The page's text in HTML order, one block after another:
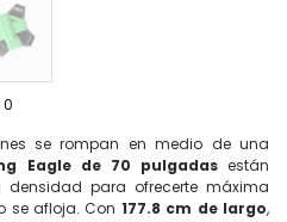
0
se rompan en medio de una
Eagle de 70 pulgadasestán
para ofrecerte máxima
se afloja. Con 177.8 cm de largo,